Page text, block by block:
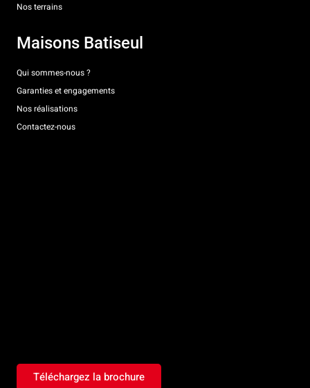
Nos terrains
Maisons Batiseul
Qui sommes-nous ?
Garanties et engagements
Nos réalisations
Contactez-nous
Téléchargez la brochure